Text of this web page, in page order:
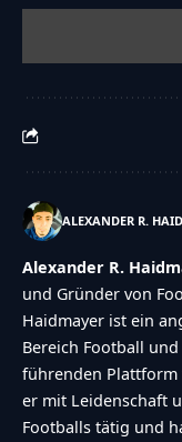
ALEXANDER R.
Alexander R.
und Gründer von
Haidmayer ist ein
Bereich Football
führenden Plattform
er mit Leidenschaft
Footballs tätig und